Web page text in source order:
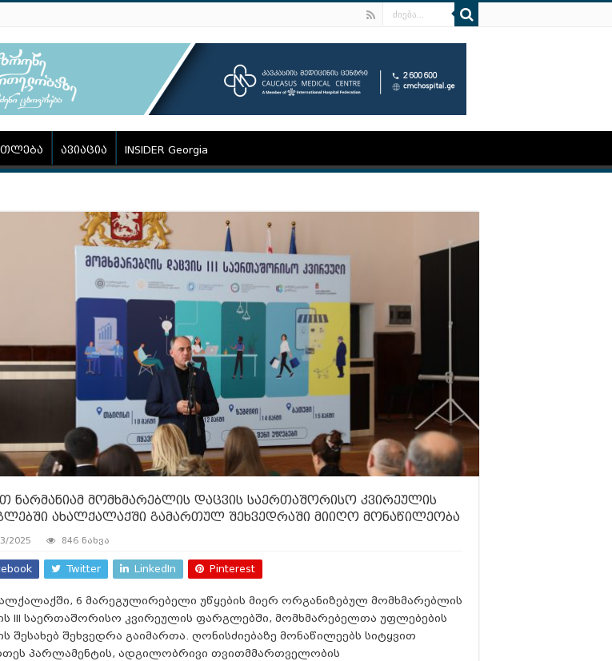
ავიაცია INSIDER Georgia
ნარმანიამ მომხმარებლის დაცვის საერთაშორისო კვირეულის
ახალქალაქში გამართულ შეხვედრაში მიიღო მონაწილეობა
2025 846 ნახვა
Twitter LinkedIn Pinterest
6 მარეგულირებელი უწყების მიერ ორგანიზებულ მომხმარებლის
III საერთაშორისო კვირეულის ფარგლებში, მომხმარებელთა უფლებების
შესახებ შეხვედრა გაიმართა. ღონისძიებაზე მონაწილეებს სიტყვით
პარლამენტის, ადგილობრივი თვითმმართველობის